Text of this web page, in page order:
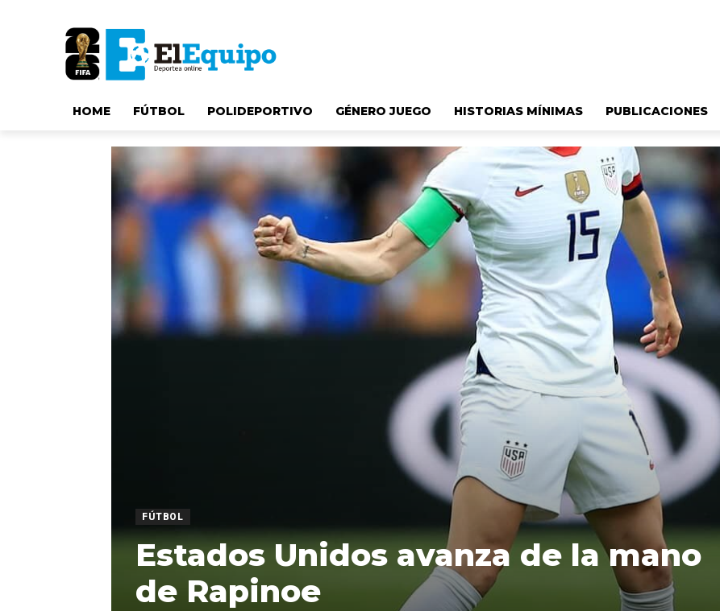
HOME FÚTBOL POLIDEPORTIVO GÉNERO JUEGO HISTORIAS MÍNIMAS PUBLICACIONES
FÚTBOL
Estados Unidos avanza de la mano
de Rapinoe